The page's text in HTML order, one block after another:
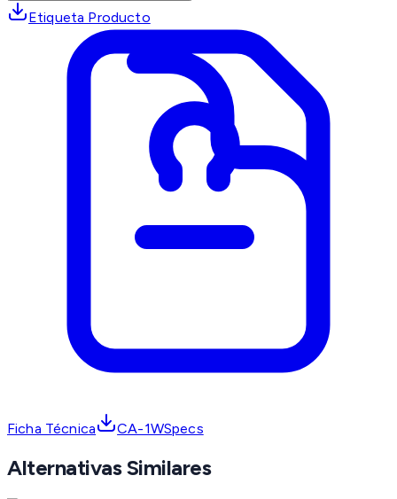
Etiqueta Producto
Ficha Técnica CA-1WSpecs
Alternativas Similares